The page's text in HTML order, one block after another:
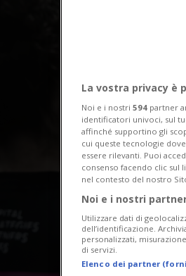
La vostra privacy è
Noi e i nostri 594 partner
identificatori univoci, sul
affinché supportino gli
cui queste tecnologie
essere rilevanti. Puoi
consenso facendo clic sul
nel contesto del nostro
Noi e i nostri
Utilizzare dati di
dell’identificazione.
personalizzati,
di servizi.
Elenco dei partner